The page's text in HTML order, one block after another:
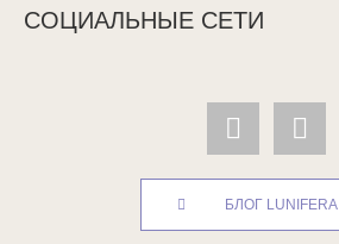
СОЦИАЛЬНЫЕ СЕТИ
БЛОГ LUNIFERA